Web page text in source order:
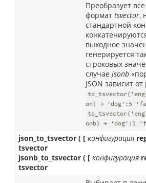
Преобразует
формат tsvector,
стандартной
выходное
генерируется
строковых
случае jsonb
JSON зависит
on) → 'dog':5
onb) → 'dog':1
json_to_tsvector ( [ конфигурация
tsvector
jsonb_to_tsvector ( [ конфигурация
tsvector